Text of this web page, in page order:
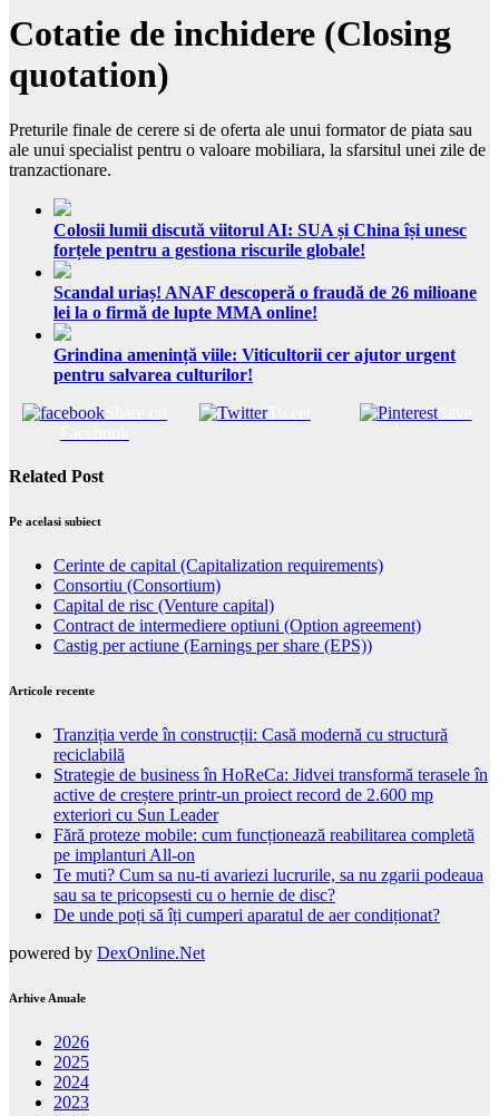
Cotatie de inchidere (Closing
quotation)
Preturile finale de cerere si de oferta ale unui formator de piata sau
ale unui specialist pentru o valoare mobiliara, la sfarsitul unei zile de
tranzactionare.
Colosii lumii discută viitorul AI: SUA și China își unesc
forțele pentru a gestiona riscurile globale!
Scandal uriaș! ANAF descoperă o fraudă de 26 milioane
lei la o firmă de lupte MMA online!
Grindina amenință viile: Viticultorii cer ajutor urgent
pentru salvarea culturilor!
Tweet Save
Related Post
Pe acelasi subiect
Cerinte de capital (Capitalization requirements)
Consortiu (Consortium)
Capital de risc (Venture capital)
Contract de intermediere optiuni (Option agreement)
Castig per actiune (Earnings per share (EPS))
Articole recente
Tranziția verde în construcții: Casă modernă cu structură
reciclabilă
Strategie de business în HoReCa: Jidvei transformă terasele în
active de creștere printr-un proiect record de 2.600 mp
exteriori cu Sun Leader
Fără proteze mobile: cum funcționează reabilitarea completă
pe implanturi All-on
Te muti? Cum sa nu-ti avariezi lucrurile, sa nu zgarii podeaua
sau sa te pricopsesti cu o hernie de disc?
De unde poți să îți cumperi aparatul de aer condiționat?
powered by DexOnline.Net
Arhive Anuale
2026
2025
2024
2023